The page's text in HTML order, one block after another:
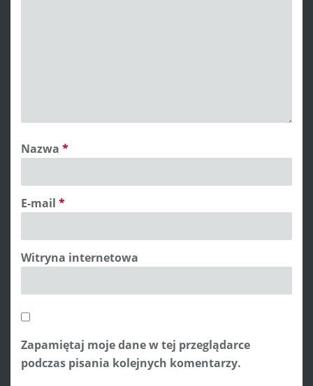
Nazwa *
E-mail *
Witryna internetowa
Zapamiętaj moje dane w tej przeglądarce
podczas pisania kolejnych komentarzy.